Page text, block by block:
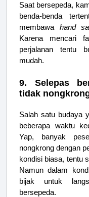
Saat bersepeda,
benda-benda
membawa hand
Karena mencari
perjalanan tentu
mudah.
9. Selepas
tidak
Salah satu budaya
beberapa waktu
Yap, banyak
nongkrong dengan
kondisi biasa, tentu
Namun dalam
bijak untuk
bersepeda.